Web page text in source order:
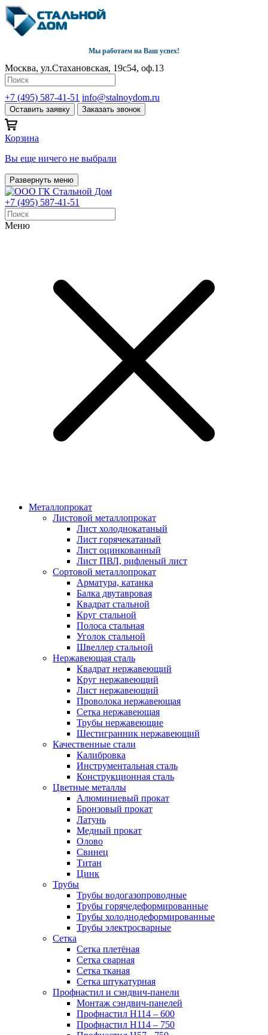
Мы работаем на Ваш успех!
Москва, ул.Стахановская, 19с54, оф.13
+7 (495) 587-41-51 info@stalnoydom.ru
Оставить заявку Заказать звонок
Корзина
Вы еще ничего не выбрали
Развернуть меню
+7 (495) 587-41-51
Меню
Металлопрокат
Листовой металлопрокат
Лист холоднокатаный
Лист горячекатаный
Лист оцинкованный
Лист ПВЛ, рифленый лист
Сортовой металлопрокат
Арматура, катанка
Балка двутавровая
Квадрат стальной
Круг стальной
Полоса стальная
Уголок стальной
Швеллер стальной
Нержавеющая сталь
Квадрат нержавеющий
Круг нержавеющий
Лист нержавеющий
Проволока нержавеющая
Сетка нержавеющая
Трубы нержавеющие
Шестигранник нержавеющий
Качественные стали
Калибровка
Инструментальная сталь
Конструкционная сталь
Цветные металлы
Алюминиевый прокат
Бронзовый прокат
Латунь
Медный прокат
Олово
Свинец
Титан
Цинк
Трубы
Трубы водогазопроводные
Трубы горячедеформированные
Трубы холоднодеформированные
Трубы электросварные
Сетка
Сетка плетёная
Сетка сварная
Сетка тканая
Сетка штукатурная
Профнастил и сэндвич-панели
Монтаж сэндвич-панелей
Профнастил Н114 – 600
Профнастил Н114 – 750